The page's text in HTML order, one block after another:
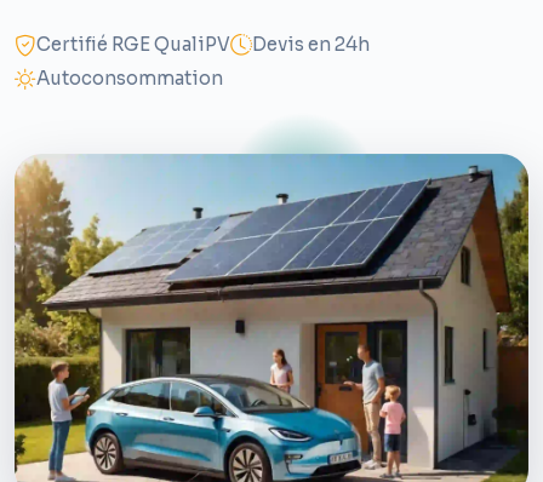
Certifié RGE QualiPV
Devis en 24h
Autoconsommation